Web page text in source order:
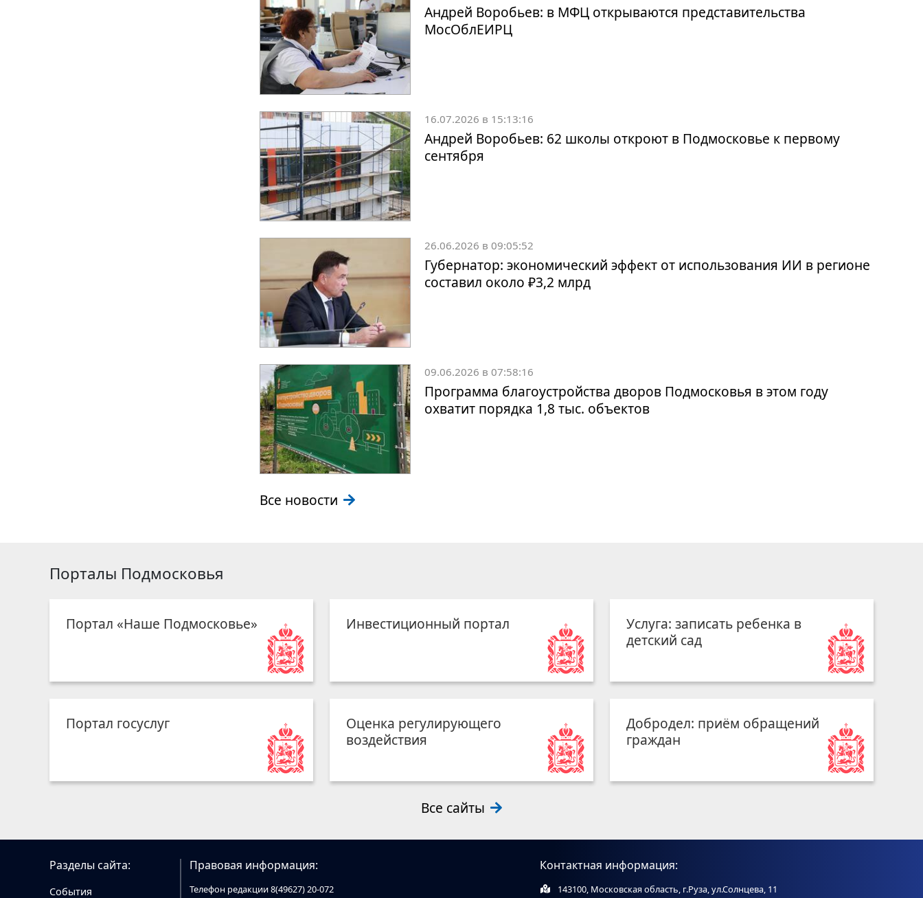
Андрей Воробьев: в МФЦ открываются представительства
МосОблЕИРЦ
16.07.2026 в 15:13:16
Андрей Воробьев: 62 школы откроют в Подмосковье к первому
сентября
26.06.2026 в 09:05:52
Губернатор: экономический эффект от использования ИИ в регионе
составил около ₽3,2 млрд
09.06.2026 в 07:58:16
Программа благоустройства дворов Подмосковья в этом году
охватит порядка 1,8 тыс. объектов
Все новости
Порталы Подмосковья
Портал «Наше Подмосковье» Инвестиционный портал
Услуга: записать ребенка в
детский сад
Портал госуслуг
Оценка регулирующего
воздействия
Добродел: приём обращений
граждан
Все сайты
Разделы сайта:
События
Правовая информация:
Телефон редакции 8(49627) 20-072
Контактная информация:
143100, Московская область, г.Руза, ул.Солнцева, 11